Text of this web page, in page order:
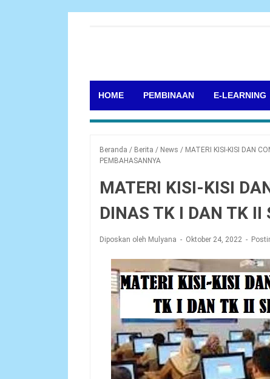
HOME PEMBINAAN E-LEARNING
Beranda / Berita / News / MATERI KISI-KISI DAN
PEMBAHASANNYA
MATERI KISI-KISI
DINAS TK I DAN TK II
Diposkan oleh Mulyana Oktober 24, 2022